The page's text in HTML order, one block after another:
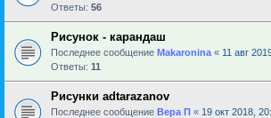
Ответы: 56
Рисунок - карандаш
Последнее сообщение Makaronina « 11 авг
Ответы: 11
Рисунки adtarazanov
Последнее сообщение Вера П « 19 окт 2018,